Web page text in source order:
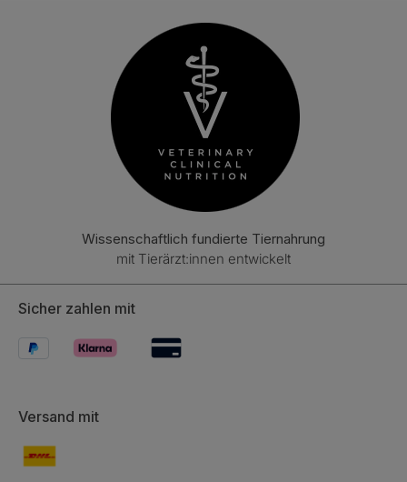
Wissenschaftlich fundierte Tiernahrung
mit Tierärzt:innen entwickelt
Sicher zahlen mit
Versand mit